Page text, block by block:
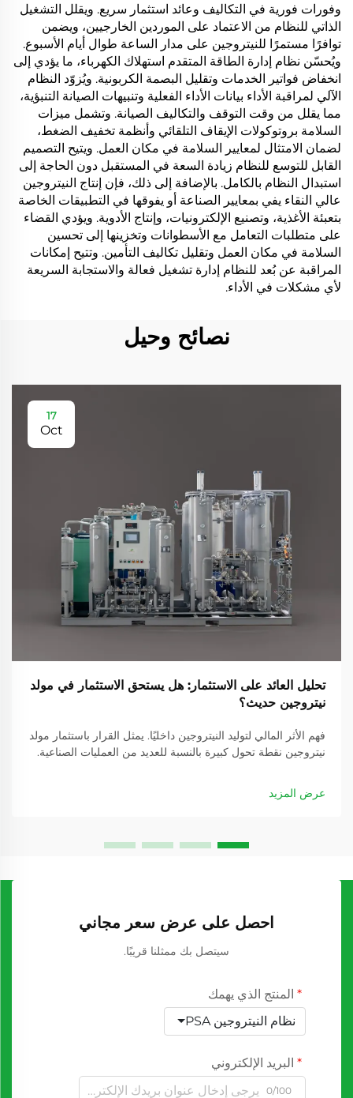
وفورات فورية في التكاليف وعائد استثمار سريع. ويقلل التشغيل
الذاتي للنظام من الاعتماد على الموردين الخارجيين، ويضمن
توافرًا مستمرًا للنيتروجين على مدار الساعة طوال أيام الأسبوع.
ويُحسّن نظام إدارة الطاقة المتقدم استهلاك الكهرباء، ما يؤدي إلى
انخفاض فواتير الخدمات وتقليل البصمة الكربونية. ويُزوّد النظام
الآلي لمراقبة الأداء بيانات الأداء الفعلية وتنبيهات الصيانة التنبؤية،
مما يقلل من وقت التوقف والتكاليف الصيانة. وتشمل ميزات
السلامة بروتوكولات الإيقاف التلقائي وأنظمة تخفيف الضغط،
لضمان الامتثال لمعايير السلامة في مكان العمل. ويتيح التصميم
القابل للتوسع للنظام زيادة السعة في المستقبل دون الحاجة إلى
استبدال النظام بالكامل. بالإضافة إلى ذلك، فإن إنتاج النيتروجين
عالي النقاء يفي بمعايير الصناعة أو يفوقها في التطبيقات الخاصة
بتعبئة الأغذية، وتصنيع الإلكترونيات، وإنتاج الأدوية. ويؤدي القضاء
على متطلبات التعامل مع الأسطوانات وتخزينها إلى تحسين
السلامة في مكان العمل وتقليل تكاليف التأمين. وتتيح إمكانات
المراقبة عن بُعد للنظام إدارة تشغيل فعالة والاستجابة السريعة
لأي مشكلات في الأداء.
نصائح وحيل
17
Oct
تحليل العائد على الاستثمار: هل يستحق الاستثمار في مولد
نيتروجين حديث؟
فهم الأثر المالي لتوليد النيتروجين داخليًا. يمثل القرار باستثمار مولد
نيتروجين نقطة تحول كبيرة بالنسبة للعديد من العمليات الصناعية.
التشغيلية...
عرض المزيد
احصل على عرض سعر مجاني
سيتصل بك ممثلنا قريبًا.
المنتج الذي يهمك
نظام النيتروجين PSA
البريد الإلكتروني
0/100